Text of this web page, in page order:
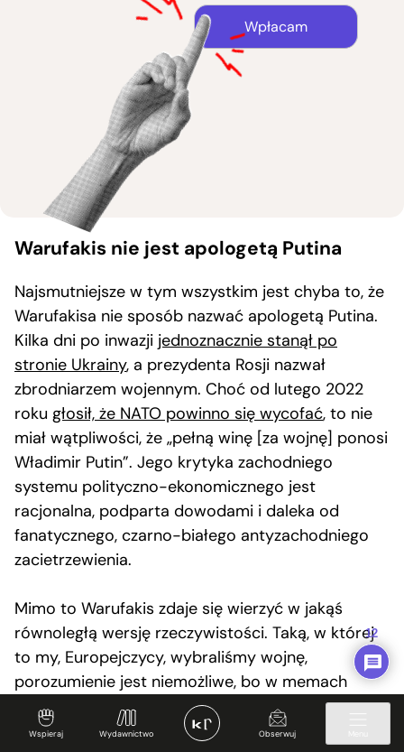
Wspieraj Wydawnictwo Obserwuj
Wpłacam
Warufakis nie jest apologetą Putina
Najsmutniejsze w tym wszystkim jest chyba to, że
Warufakisa nie sposób nazwać apologetą Putina.
Kilka dni po inwazji jednoznacznie stanął po
stronie Ukrainy, a prezydenta Rosji nazwał
zbrodniarzem wojennym. Choć od lutego 2022
roku głosił, że NATO powinno się wycofać, to nie
miał wątpliwości, że „pełną winę [za wojnę] ponosi
Władimir Putin”. Jego krytyka zachodniego
systemu polityczno-ekonomicznego jest
racjonalna, podparta dowodami i daleka od
fanatycznego, czarno-białego antyzachodniego
zacietrzewienia.
Mimo to Warufakis zdaje się wierzyć w jakąś
równoległą wersję rzeczywistości. Taką, w której
to my, Europejczycy, wybraliśmy wojnę,
porozumienie jest niemożliwe, bo w memach
porównujemy Putina do Hitlera, europejska
„porażka strategiczna” jest bliska (co tam, że
12